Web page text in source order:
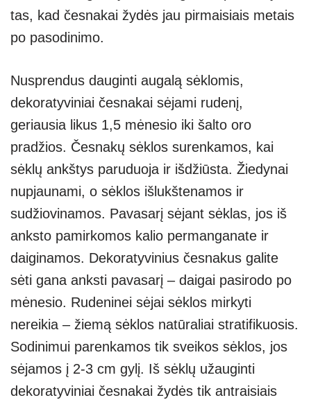
tas, kad česnakai žydės jau pirmaisiais metais
po pasodinimo.
Nusprendus dauginti augalą sėklomis,
dekoratyviniai česnakai sėjami rudenį,
geriausia likus 1,5 mėnesio iki šalto oro
pradžios. Česnakų sėklos surenkamos, kai
sėklų ankštys paruduoja ir išdžiūsta. Žiedynai
nupjaunami, o sėklos išlukštenamos ir
sudžiovinamos. Pavasarį sėjant sėklas, jos iš
anksto pamirkomos kalio permanganate ir
daiginamos. Dekoratyvinius česnakus galite
sėti gana anksti pavasarį – daigai pasirodo po
mėnesio. Rudeninei sėjai sėklos mirkyti
nereikia – žiemą sėklos natūraliai stratifikuosis.
Sodinimui parenkamos tik sveikos sėklos, jos
sėjamos į 2-3 cm gylį. Iš sėklų užauginti
dekoratyviniai česnakai žydės tik antraisiais